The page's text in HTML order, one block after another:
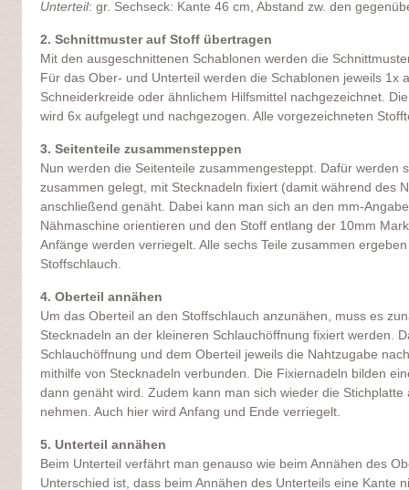
Unterteil: gr. Sechseck: Kante 46 cm, Abstand zw. den
2. Schnittmuster auf Stoff übertragen
Mit den ausgeschnittenen Schablonen werden die
Für das Ober- und Unterteil werden die Schablonen jeweils 1x
Schneiderkreide oder ähnlichem Hilfsmittel nachgezeichnet.
wird 6x aufgelegt und nachgezogen. Alle vorgezeichneten
3. Seitenteile zusammensteppen
Nun werden die Seitenteile zusammengesteppt. Dafür werden
zusammen gelegt, mit Stecknadeln fixiert (damit während des
anschließend genäht. Dabei kann man sich an den mm-
Nähmaschine orientieren und den Stoff entlang der 10mm
Anfänge werden verriegelt. Alle sechs Teile zusammen
Stoffschlauch.
4. Oberteil annähen
Um das Oberteil an den Stoffschlauch anzunähen, muss es
Stecknadeln an der kleineren Schlauchöffnung fixiert werden.
Schlauchöffnung und dem Oberteil jeweils die Nahtzugabe
mithilfe von Stecknadeln verbunden. Die Fixiernadeln bilden
dann genäht wird. Zudem kann man sich wieder die Stichplatte
nehmen. Auch hier wird Anfang und Ende verriegelt.
5. Unterteil annähen
Beim Unterteil verfährt man genauso wie beim Annähen des
Unterschied ist, dass beim Annähen des Unterteils eine Kante